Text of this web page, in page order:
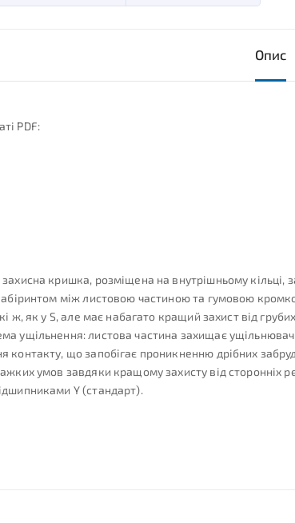
Опис
PDF:
кришка, розміщена на внутрішньому кільці,
між листовою частиною та гумовою
ж, як у S, але має набагато кращий захист від
ущільнення: листова частина захищає
контакту, що запобігає проникненню дрібних
умов завдяки кращому захисту від сторонніх
Y (стандарт).